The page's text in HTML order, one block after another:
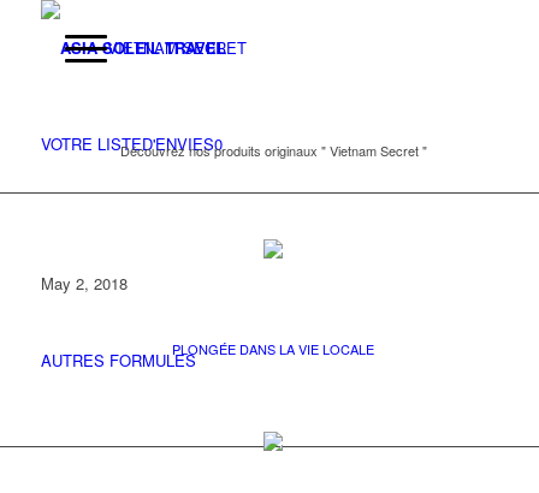
VIETNAM SECRET
Découvrez nos produits originaux " Vietnam Secret "
PLONGÉE DANS LA VIE LOCALE
VOTRE LISTED'ENVIES0
May 2, 2018
AUTRES FORMULES